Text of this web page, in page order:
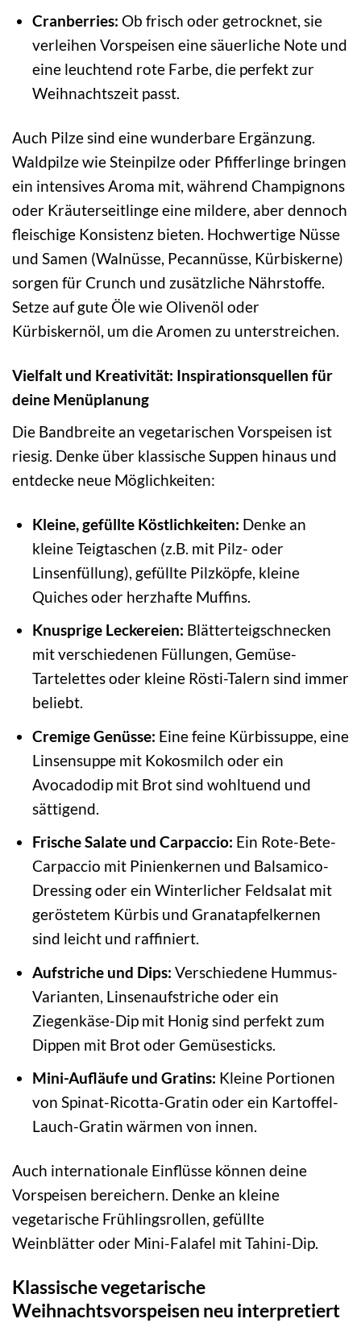
Cranberries: Ob frisch oder getrocknet, sie
verleihen Vorspeisen eine säuerliche Note und
eine leuchtend rote Farbe, die perfekt zur
Weihnachtszeit passt.
Auch Pilze sind eine wunderbare Ergänzung.
Waldpilze wie Steinpilze oder Pfifferlinge bringen
ein intensives Aroma mit, während Champignons
oder Kräuterseitlinge eine mildere, aber dennoch
fleischige Konsistenz bieten. Hochwertige Nüsse
und Samen (Walnüsse, Pecannüsse, Kürbiskerne)
sorgen für Crunch und zusätzliche Nährstoffe.
Setze auf gute Öle wie Olivenöl oder
Kürbiskernöl, um die Aromen zu unterstreichen.
Vielfalt und Kreativität: Inspirationsquellen für
deine Menüplanung
Die Bandbreite an vegetarischen Vorspeisen ist
riesig. Denke über klassische Suppen hinaus und
entdecke neue Möglichkeiten:
Kleine, gefüllte Köstlichkeiten: Denke an
kleine Teigtaschen (z.B. mit Pilz- oder
Linsenfüllung), gefüllte Pilzköpfe, kleine
Quiches oder herzhafte Muffins.
Knusprige Leckereien: Blätterteigschnecken
mit verschiedenen Füllungen, Gemüse-
Tartelettes oder kleine Rösti-Talern sind immer
beliebt.
Cremige Genüsse: Eine feine Kürbissuppe, eine
Linsensuppe mit Kokosmilch oder ein
Avocadodip mit Brot sind wohltuend und
sättigend.
Frische Salate und Carpaccio: Ein Rote-Bete-
Carpaccio mit Pinienkernen und Balsamico-
Dressing oder ein Winterlicher Feldsalat mit
geröstetem Kürbis und Granatapfelkernen
sind leicht und raffiniert.
Aufstriche und Dips: Verschiedene Hummus-
Varianten, Linsenaufstriche oder ein
Ziegenkäse-Dip mit Honig sind perfekt zum
Dippen mit Brot oder Gemüsesticks.
Mini-Aufläufe und Gratins: Kleine Portionen
von Spinat-Ricotta-Gratin oder ein Kartoffel-
Lauch-Gratin wärmen von innen.
Auch internationale Einflüsse können deine
Vorspeisen bereichern. Denke an kleine
vegetarische Frühlingsrollen, gefüllte
Weinblätter oder Mini-Falafel mit Tahini-Dip.
Klassische vegetarische
Weihnachtsvorspeisen neu interpretiert